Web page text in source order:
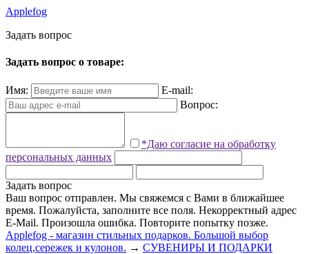
Applefog
Задать вопрос
Задать вопрос о товаре:
Имя:
E-mail:
Вопрос:
*Даю согласие на обработку
персональных данных
Задать вопрос
Ваш вопрос отправлен. Мы свяжемся с Вами в ближайшее
время. Пожалуйста, заполните все поля. Некорректный адрес
E-Mail. Произошла ошибка. Повторите попытку позже.
Applefog - магазин стильных подарков. Большой выбор
колец,сережек и кулонов. → СУВЕНИРЫ И ПОДАРКИ